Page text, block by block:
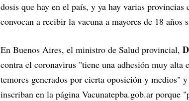
dosis que hay en el país, y ya hay varias provincias
convocan a recibir la vacuna a mayores de 18 años
En Buenos Aires, el ministro de Salud provincial,
contra el coronavirus "tiene una adhesión muy alta
temores generados por cierta oposición y medios"
inscriban en la página Vacunatepba.gob.ar porque